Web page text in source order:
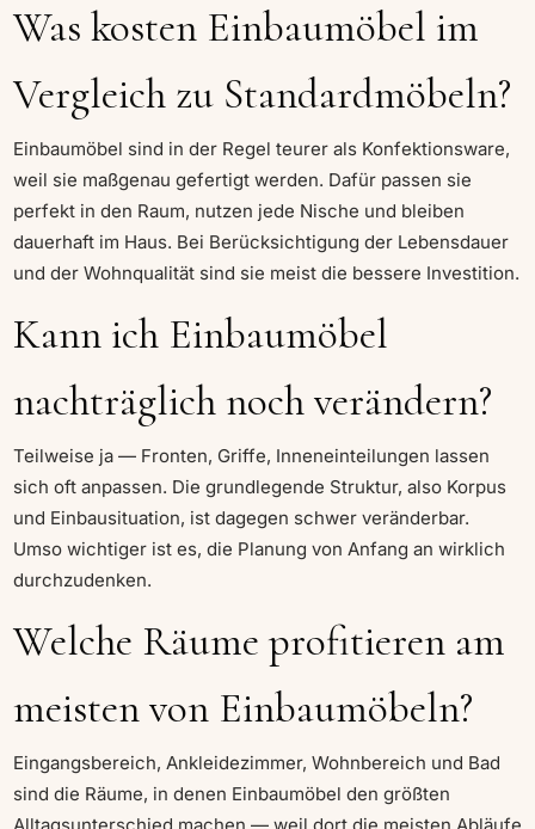
Was kosten Einbaumöbel im
Vergleich zu Standardmöbeln?
Einbaumöbel sind in der Regel teurer als Konfektionsware,
weil sie maßgenau gefertigt werden. Dafür passen sie
perfekt in den Raum, nutzen jede Nische und bleiben
dauerhaft im Haus. Bei Berücksichtigung der Lebensdauer
und der Wohnqualität sind sie meist die bessere Investition.
Kann ich Einbaumöbel
nachträglich noch verändern?
Teilweise ja — Fronten, Griffe, Inneneinteilungen lassen
sich oft anpassen. Die grundlegende Struktur, also Korpus
und Einbausituation, ist dagegen schwer veränderbar.
Umso wichtiger ist es, die Planung von Anfang an wirklich
durchzudenken.
Welche Räume profitieren am
meisten von Einbaumöbeln?
Eingangsbereich, Ankleidezimmer, Wohnbereich und Bad
sind die Räume, in denen Einbaumöbel den größten
Alltagsunterschied machen — weil dort die meisten Abläufe